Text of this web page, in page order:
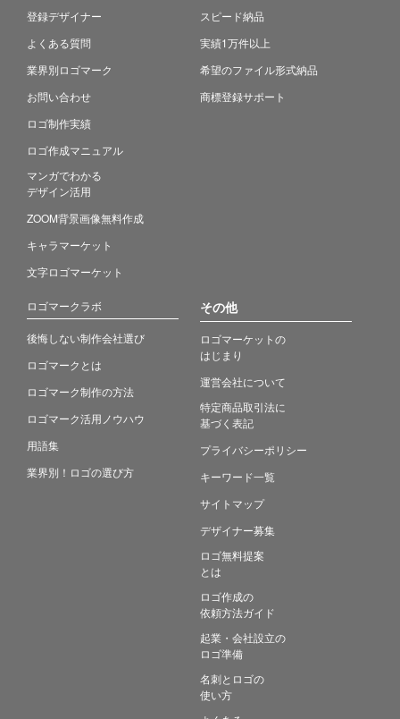
登録デザイナー
よくある質問
業界別ロゴマーク
お問い合わせ
ロゴ制作実績
ロゴ作成マニュアル
マンガでわかる
デザイン活用
ZOOM背景画像無料作成
キャラマーケット
文字ロゴマーケット
スピード納品
実績1万件以上
希望のファイル形式納品
商標登録サポート
ロゴマークラボ
後悔しない制作会社選び
ロゴマークとは
ロゴマーク制作の方法
ロゴマーク活用ノウハウ
用語集
業界別！ロゴの選び方
その他
ロゴマーケットの
はじまり
運営会社について
特定商品取引法に
基づく表記
プライバシーポリシー
キーワード一覧
サイトマップ
デザイナー募集
ロゴ無料提案
とは
ロゴ作成の
依頼方法ガイド
起業・会社設立の
ロゴ準備
名刺とロゴの
使い方